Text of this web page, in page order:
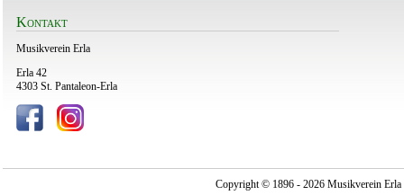
Kontakt
Musikverein Erla
Erla 42
4303 St. Pantaleon-Erla
Copyright © 1896 - 2026 Musikverein Erla